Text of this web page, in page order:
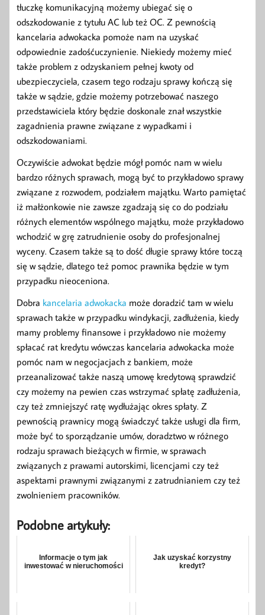
tłuczkę komunikacyjną możemy ubiegać się o
odszkodowanie z tytułu AC lub też OC. Z pewnością
kancelaria adwokacka pomoże nam na uzyskać
odpowiednie zadośćuczynienie. Niekiedy możemy mieć
także problem z odzyskaniem pełnej kwoty od
ubezpieczyciela, czasem tego rodzaju sprawy kończą się
także w sądzie, gdzie możemy potrzebować naszego
przedstawiciela który będzie doskonale znał wszystkie
zagadnienia prawne związane z wypadkami i
odszkodowaniami.
Oczywiście adwokat będzie mógł pomóc nam w wielu
bardzo różnych sprawach, mogą być to przykładowo sprawy
związane z rozwodem, podziałem majątku. Warto pamiętać
iż małżonkowie nie zawsze zgadzają się co do podziału
różnych elementów wspólnego majątku, może przykładowo
wchodzić w grę zatrudnienie osoby do profesjonalnej
wyceny. Czasem także są to dość długie sprawy które toczą
się w sądzie, dlatego też pomoc prawnika będzie w tym
przypadku nieoceniona.
Dobra kancelaria adwokacka może doradzić tam w wielu
sprawach także w przypadku windykacji, zadłużenia, kiedy
mamy problemy finansowe i przykładowo nie możemy
spłacać rat kredytu wówczas kancelaria adwokacka może
pomóc nam w negocjacjach z bankiem, może
przeanalizować także naszą umowę kredytową sprawdzić
czy możemy na pewien czas wstrzymać spłatę zadłużenia,
czy też zmniejszyć ratę wydłużając okres spłaty. Z
pewnością prawnicy mogą świadczyć także usługi dla firm,
może być to sporządzanie umów, doradztwo w różnego
rodzaju sprawach bieżących w firmie, w sprawach
związanych z prawami autorskimi, licencjami czy też
aspektami prawnymi związanymi z zatrudnianiem czy też
zwolnieniem pracowników.
Podobne artykuły:
Informacje o tym jak
inwestować w nieruchomości
Jak uzyskać korzystny
kredyt?